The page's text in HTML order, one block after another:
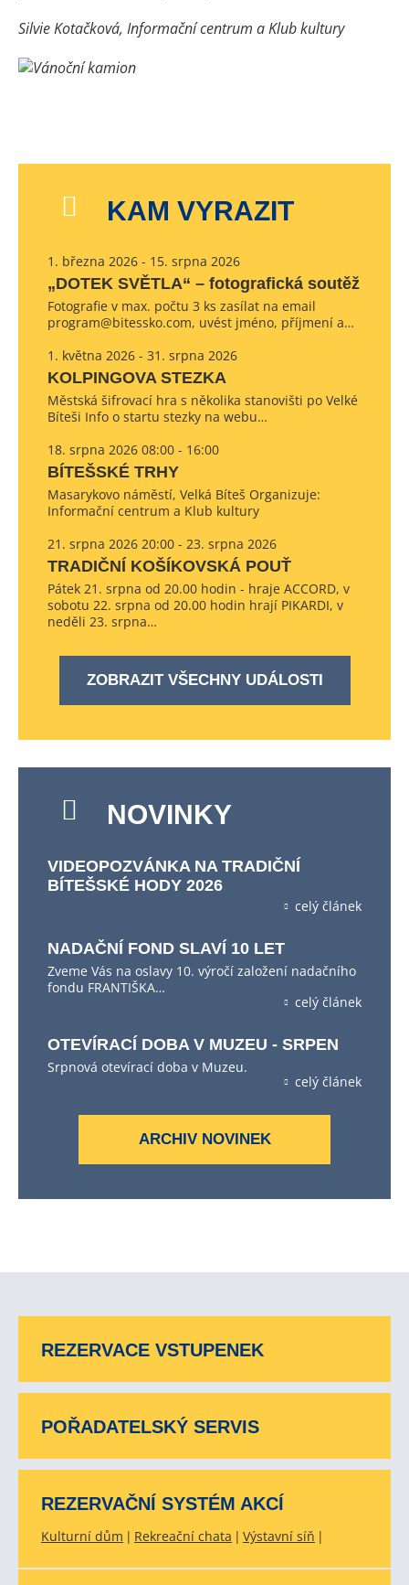
Silvie Kotačková, Informační centrum a Klub kultury
KAM VYRAZIT
1. března 2026 - 15. srpna 2026
„DOTEK SVĚTLA“ – fotografická soutěž
Fotografie v max. počtu 3 ks zasílat na email
program@bitessko.com, uvést jméno, příjmení a…
1. května 2026 - 31. srpna 2026
KOLPINGOVA STEZKA
Městská šifrovací hra s několika stanovišti po Velké
Bíteši Info o startu stezky na webu…
18. srpna 2026 08:00 - 16:00
BÍTEŠSKÉ TRHY
Masarykovo náměstí, Velká Bíteš Organizuje:
Informační centrum a Klub kultury
21. srpna 2026 20:00 - 23. srpna 2026
TRADIČNÍ KOŠÍKOVSKÁ POUŤ
Pátek 21. srpna od 20.00 hodin - hraje ACCORD, v
sobotu 22. srpna od 20.00 hodin hrají PIKARDI, v
neděli 23. srpna…
ZOBRAZIT VŠECHNY UDÁLOSTI
NOVINKY
VIDEOPOZVÁNKA NA TRADIČNÍ
BÍTEŠSKÉ HODY 2026
celý článek
NADAČNÍ FOND SLAVÍ 10 LET
Zveme Vás na oslavy 10. výročí založení nadačního
fondu FRANTIŠKA…
celý článek
OTEVÍRACÍ DOBA V MUZEU - SRPEN
Srpnová otevírací doba v Muzeu.
celý článek
ARCHIV NOVINEK
REZERVACE VSTUPENEK
POŘADATELSKÝ SERVIS
REZERVAČNÍ SYSTÉM AKCÍ
Kulturní dům Rekreační chata Výstavní síň